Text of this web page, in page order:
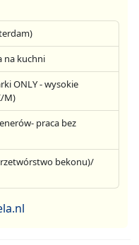
na kuchni
ONLY - wysokie
M)
praca bez
bekonu)/